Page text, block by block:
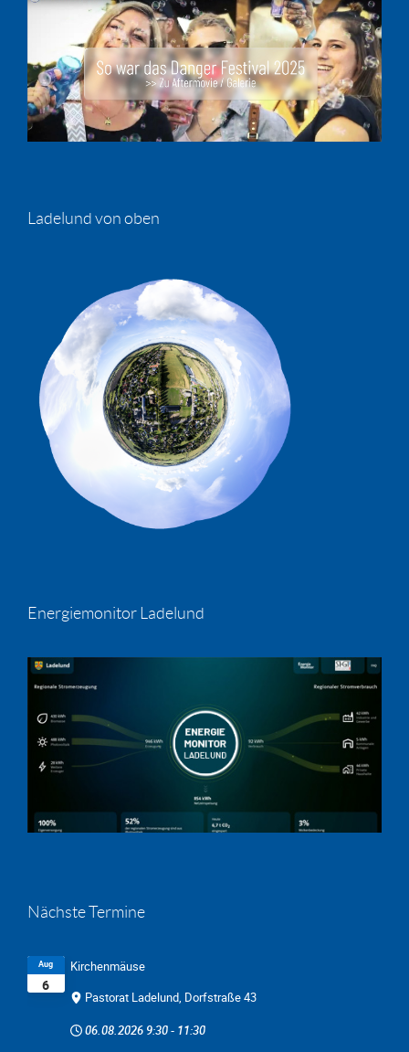
Ladelund von oben
Energiemonitor Ladelund
Nächste Termine
6
Aug
Kirchenmäuse
Pastorat Ladelund, Dorfstraße 43
06.08.2026 9:30- 11:30